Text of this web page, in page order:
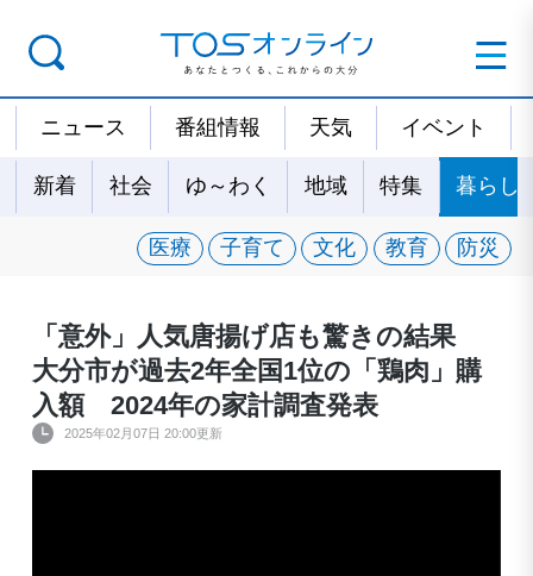
ニュース 番組情報 天気 イベント
新着 社会 ゆ～わく 地域 特集 暮らし
医療 子育て 文化 教育 防災
「意外」人気唐揚げ店も驚きの結果
大分市が過去2年全国1位の「鶏肉」購
入額 2024年の家計調査発表
2025年02月07日 20:00更新